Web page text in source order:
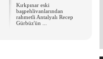
Kırkpınar eski
başpehlivanlarından
rahmetli Antalyalı Recep
Gürbüz'ün ...